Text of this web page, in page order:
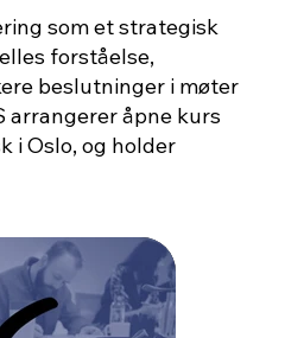
som et strategisk
forståelse,
beslutninger i møter
arrangerer åpne kurs
i Oslo, og holder